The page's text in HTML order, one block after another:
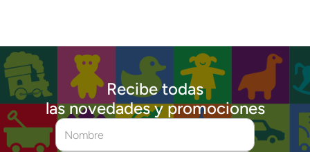
Recibe todas
las novedades y promociones